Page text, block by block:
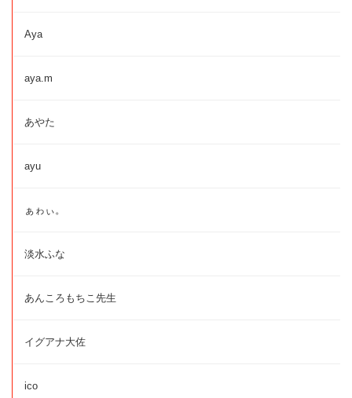
Aya
aya.m
あやた
ayu
ぁゎぃ。
淡水ふな
あんころもちこ先生
イグアナ大佐
ico